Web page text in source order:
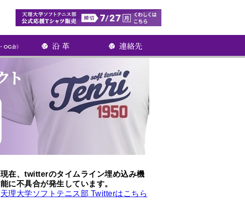
現在、twitterのタイムライン埋め込み機
能に不具合が発生しています。
天理大学ソフトテニス部 Twitterはこちら